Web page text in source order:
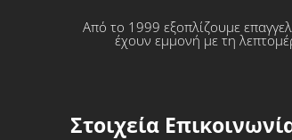
Από το 1999 εξοπλίζουμε
έχουν εμμονή με τη
Στοιχεία